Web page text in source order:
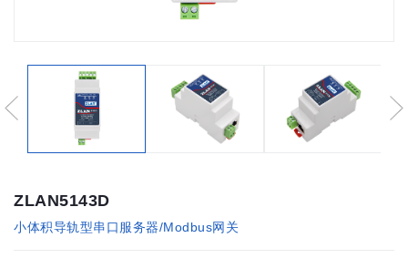
ZLAN5143D
小体积导轨型串口服务器/Modbus网关